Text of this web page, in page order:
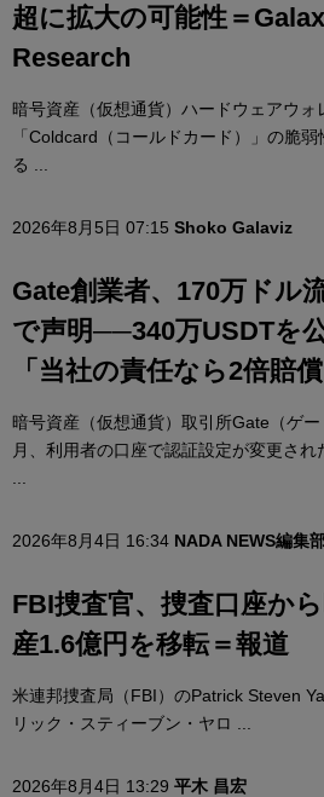
超に拡大の可能性＝
Research
暗号資産（仮想通貨）ハードウェアウォ
「Coldcard（コールドカード）」の脆弱
る ...
2026年8月5日 07:15 Shoko Galaviz
Gate創業者、170万ドル
で声明──340万USDTを
「当社の責任なら2倍賠償
暗号資産（仮想通貨）取引所Gate（ゲ
月、利用者の口座で認証設定が変更され
2026年8月4日 16:34 NADA NEWS編集
FBI捜査官、捜査口座か
産1.6億円を移転＝報道
米連邦捜査局（FBI）のPatrick Steven
リック・スティーブン・ヤロ ...
2026年8月4日 13:29 平木 昌宏